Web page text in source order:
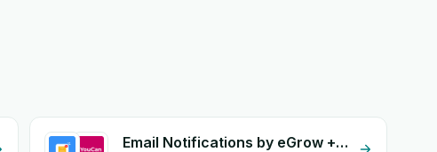
Email Notifications by eGrow + YouCan